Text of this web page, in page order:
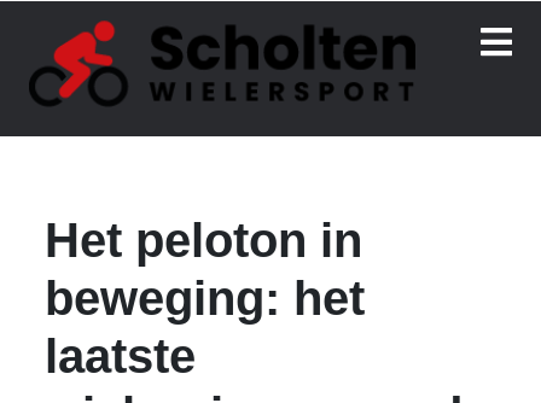
Het peloton in
beweging: het
laatste